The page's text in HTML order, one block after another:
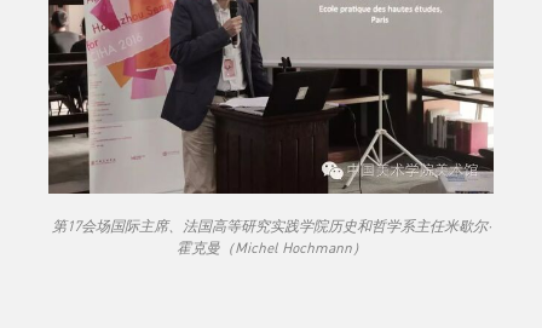
第17会场国际主席、法国高等研究实践学院历史和哲学系主任米歇尔·
霍克曼（Michel Hochmann）